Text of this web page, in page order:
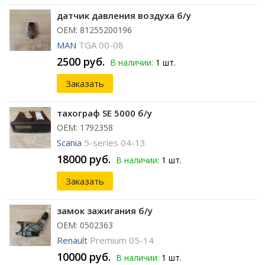
датчик давления воздуха б/у
ОЕМ: 81255200196
MAN TGA 00-08
2500 руб. В наличии: 1 шт.
Заказать
тахограф SE 5000 б/у
ОЕМ: 1792358
Scania 5-series 04-13
18000 руб. В наличии: 1 шт.
Заказать
замок зажигания б/у
ОЕМ: 0502363
Renault Premium 05-14
10000 руб. В наличии: 1 шт.